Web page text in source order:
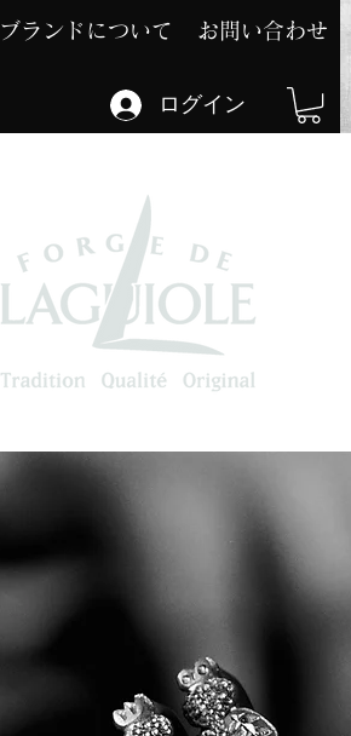
ブランドについて お問い合わせ
ログイン